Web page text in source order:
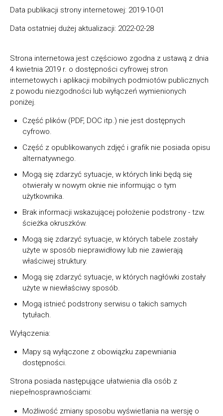
Data publikacji strony internetowej: 2019-10-01
Data ostatniej dużej aktualizacji: 2022-02-28
Strona internetowa jest częściowo zgodna z ustawą z dnia
4 kwietnia 2019 r. o dostępności cyfrowej stron
internetowych i aplikacji mobilnych podmiotów publicznych
z powodu niezgodności lub wyłączeń wymienionych
poniżej.
Część plików (PDF, DOC itp.) nie jest dostępnych
cyfrowo.
Część z opublikowanych zdjęć i grafik nie posiada opisu
alternatywnego.
Mogą się zdarzyć sytuacje, w których linki będą się
otwierały w nowym oknie nie informując o tym
użytkownika.
Brak informacji wskazującej położenie podstrony - tzw.
ścieżka okruszków.
Mogą się zdarzyć sytuacje, w których tabele zostały
użyte w sposób nieprawidłowy lub nie zawierają
właściwej struktury.
Mogą się zdarzyć sytuacje, w których nagłówki zostały
użyte w niewłaściwy sposób.
Mogą istnieć podstrony serwisu o takich samych
tytułach.
Wyłączenia:
Mapy są wyłączone z obowiązku zapewniania
dostępności.
Strona posiada następujące ułatwienia dla osób z
niepełnosprawnościami:
Możliwość zmiany sposobu wyświetlania na wersję o